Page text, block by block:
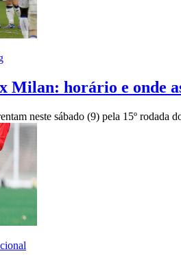
Milan: horário e onde
neste sábado (9) pela 15º rodada